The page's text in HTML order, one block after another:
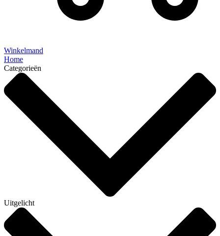
Winkelmand
Home
Categorieën
Uitgelicht